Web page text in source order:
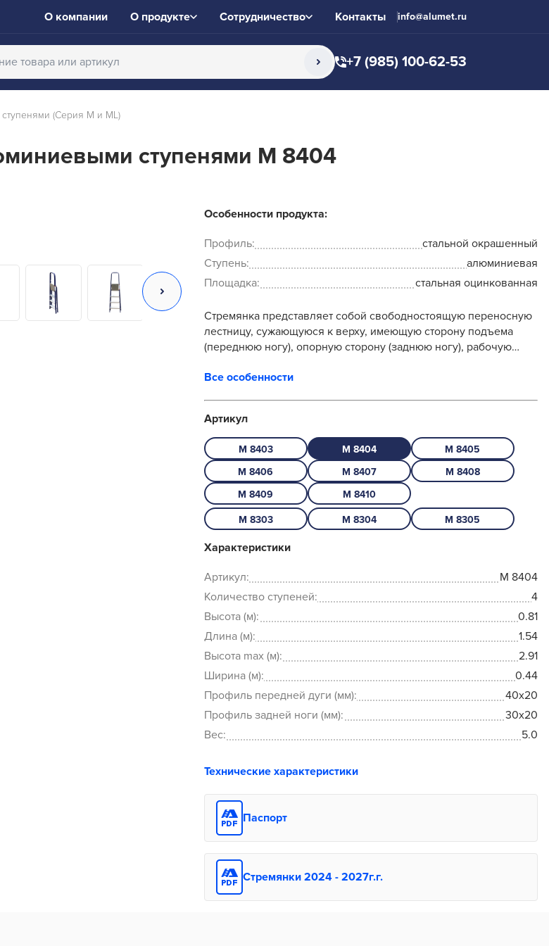
О компании О продукте Сотрудничество Контакты info@alumet.ru
+7 (985) 100-62-53
(Серия M и ML)
ступенями M 8404
Особенности продукта:
Профиль:
стальной окрашенный
Ступень:
алюминиевая
Площадка:
стальная оцинкованная
Стремянка представляет собой свободностоящую переносную
лестницу, сужающуюся к верху, имеющую сторону подъема
(переднюю ногу), опорную сторону (заднюю ногу), рабочую
Все особенности
Артикул
M 8403 M 8404
M 8405
M 8406
M 8407
M 8408
M 8409
M 8410
M 8303 M 8304 M 8305
Характеристики
Артикул:
M 8404
Количество ступеней:
4
Высота (м):
0.81
Длина (м):
1.54
Высота max (м):
2.91
Ширина (м):
0.44
Профиль передней дуги (мм):
40x20
Профиль задней ноги (мм):
30x20
Вес:
5.0
Технические характеристики
Паспорт
Стремянки 2024 - 2027г.г.